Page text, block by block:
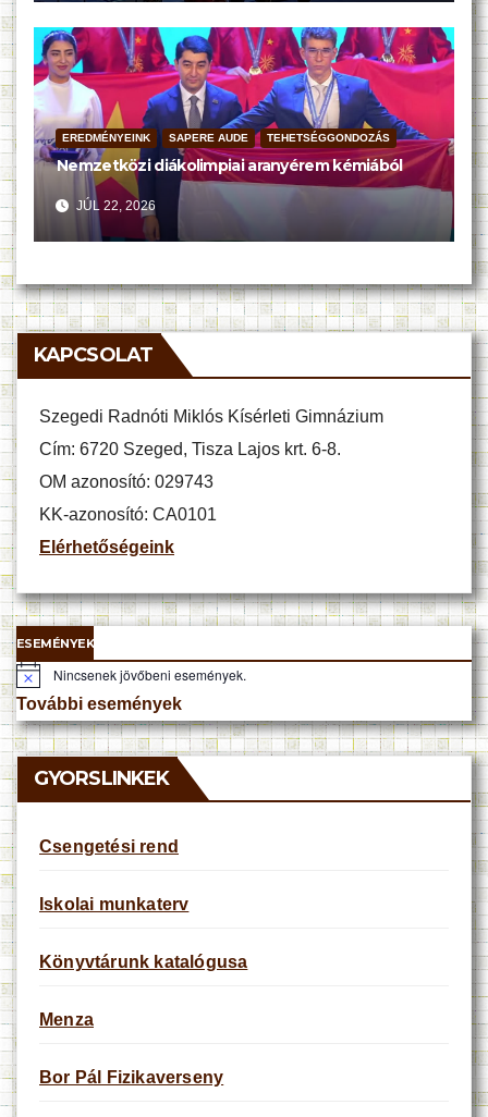
EREDMÉNYEINK SAPERE AUDE TEHETSÉGGONDOZÁS
Nemzetközi diákolimpiai aranyérem kémiából
JÚL 22, 2026
KAPCSOLAT
Szegedi Radnóti Miklós Kísérleti Gimnázium
Cím: 6720 Szeged, Tisza Lajos krt. 6-8.
OM azonosító: 029743
KK-azonosító: CA0101
Elérhetőségeink
ESEMÉNYEK
N
o
t
i
c
e
Nincsenek jövőbeni események.
További események
GYORSLINKEK
Csengetési rend
Iskolai munkaterv
Könyvtárunk katalógusa
Menza
Bor Pál Fizikaverseny